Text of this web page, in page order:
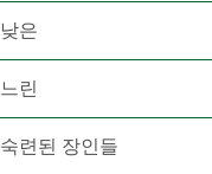
낮은
느린
숙련된 장인들